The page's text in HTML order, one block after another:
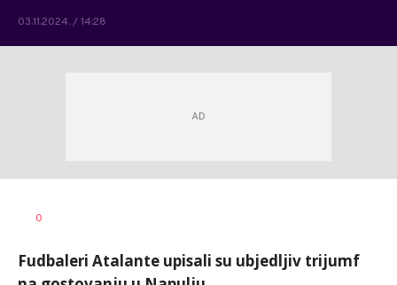
03.11.2024. / 14:28
AUTOR
0
Fudbaleri Atalante upisali su ubjedljiv trijumf